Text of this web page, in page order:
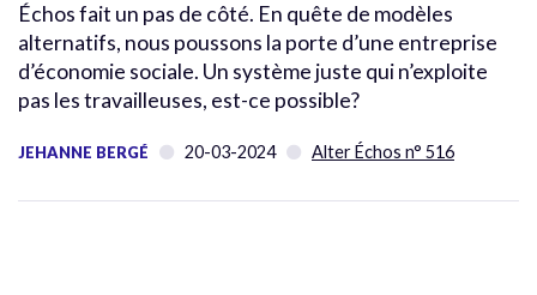
Échos fait un pas de côté. En quête de modèles
alternatifs, nous poussons la porte d’une entreprise
d’économie sociale. Un système juste qui n’exploite
pas les travailleuses, est-ce possible?
JEHANNE BERGÉ 20-03-2024 Alter Échos n° 516